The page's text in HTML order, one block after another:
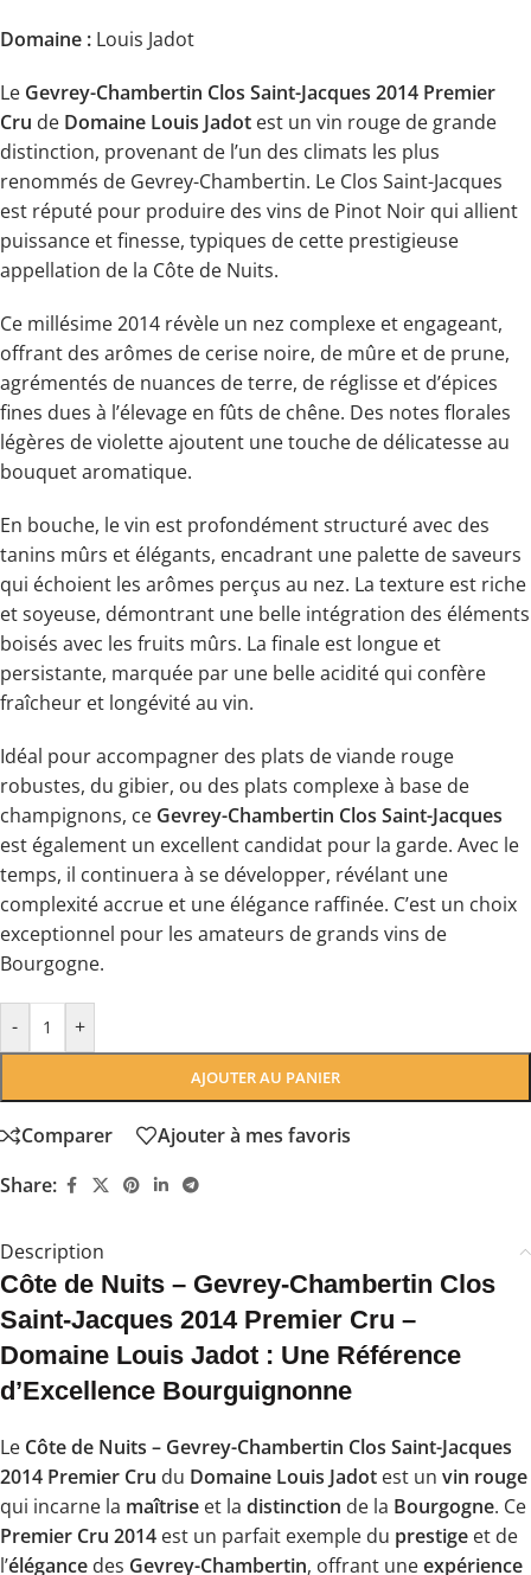
Domaine : Louis Jadot
Le Gevrey-Chambertin Clos Saint-Jacques 2014 Premier
Cru de Domaine Louis Jadot est un vin rouge de grande
distinction, provenant de l’un des climats les plus
renommés de Gevrey-Chambertin. Le Clos Saint-Jacques
est réputé pour produire des vins de Pinot Noir qui allient
puissance et finesse, typiques de cette prestigieuse
appellation de la Côte de Nuits.
Ce millésime 2014 révèle un nez complexe et engageant,
offrant des arômes de cerise noire, de mûre et de prune,
agrémentés de nuances de terre, de réglisse et d’épices
fines dues à l’élevage en fûts de chêne. Des notes florales
légères de violette ajoutent une touche de délicatesse au
bouquet aromatique.
En bouche, le vin est profondément structuré avec des
tanins mûrs et élégants, encadrant une palette de saveurs
qui échoient les arômes perçus au nez. La texture est riche
et soyeuse, démontrant une belle intégration des éléments
boisés avec les fruits mûrs. La finale est longue et
persistante, marquée par une belle acidité qui confère
fraîcheur et longévité au vin.
Idéal pour accompagner des plats de viande rouge
robustes, du gibier, ou des plats complexe à base de
champignons, ce Gevrey-Chambertin Clos Saint-Jacques
est également un excellent candidat pour la garde. Avec le
temps, il continuera à se développer, révélant une
complexité accrue et une élégance raffinée. C’est un choix
exceptionnel pour les amateurs de grands vins de
Bourgogne.
- +
AJOUTER AU PANIER
Comparer
Ajouter à mes favoris
Share:
Description
Côte de Nuits – Gevrey-Chambertin Clos
Saint-Jacques 2014 Premier Cru –
Domaine Louis Jadot : Une Référence
d’Excellence Bourguignonne
Le Côte de Nuits – Gevrey-Chambertin Clos Saint-Jacques
2014 Premier Cru du Domaine Louis Jadot est un vin rouge
qui incarne la maîtrise et la distinction de la Bourgogne. Ce
Premier Cru 2014 est un parfait exemple du prestige et de
l’élégance des Gevrey-Chambertin, offrant uneexpérience